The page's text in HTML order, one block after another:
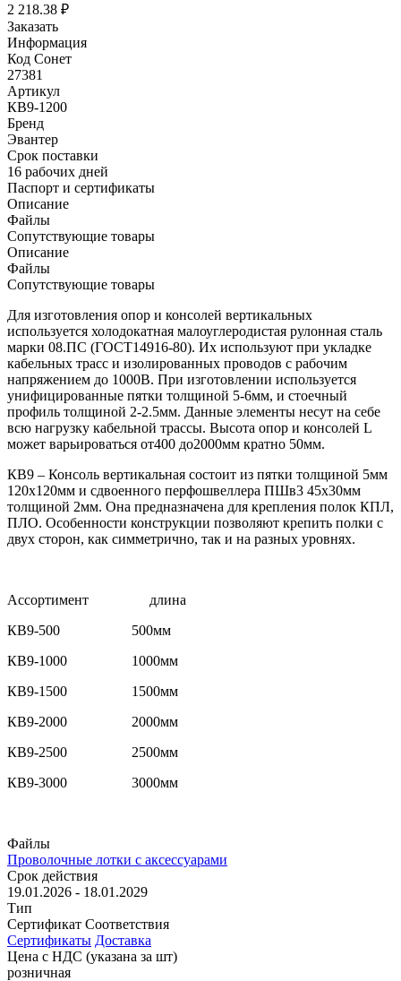
2 218.38 ₽
Заказать
Информация
Код Сонет
27381
Артикул
КВ9-1200
Бренд
Эвантер
Срок поставки
16 рабочих дней
Паспорт и сертификаты
Описание
Файлы
Сопутствующие товары
Описание
Файлы
Сопутствующие товары
Для изготовления опор и консолей вертикальных
используется холодокатная малоуглеродистая рулонная сталь
марки 08.ПС (ГОСТ14916-80). Их используют при укладке
кабельных трасс и изолированных проводов с рабочим
напряжением до 1000В. При изготовлении используется
унифицированные пятки толщиной 5-6мм, и стоечный
профиль толщиной 2-2.5мм. Данные элементы несут на себе
всю нагрузку кабельной трассы. Высота опор и консолей L
может варьироваться от400 до2000мм кратно 50мм.
КВ9 – Консоль вертикальная состоит из пятки толщиной 5мм
120х120мм и сдвоенного перфошвеллера ПШв3 45х30мм
толщиной 2мм. Она предназначена для крепления полок КПЛ,
ПЛО. Особенности конструкции позволяют крепить полки с
двух сторон, как симметрично, так и на разных уровнях.
Ассортимент длина
КВ9-500 500мм
КВ9-1000 1000мм
КВ9-1500 1500мм
КВ9-2000 2000мм
КВ9-2500 2500мм
КВ9-3000 3000мм
Файлы
Проволочные лотки с аксессуарами
Срок действия
19.01.2026 - 18.01.2029
Тип
Сертификат Соответствия
Сертификаты Доставка
Цена с НДС (указана за шт)
розничная